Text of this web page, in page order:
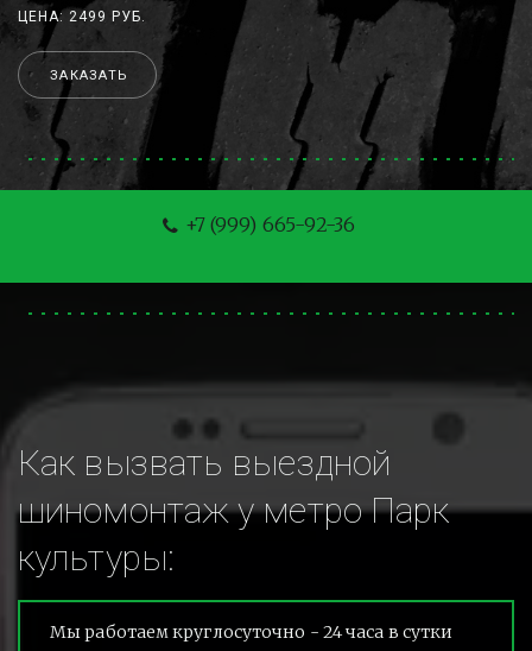
ЦЕНА: 2499 РУБ.
ЗАКАЗАТЬ
+7 (999) 665-92-36
Как вызвать выездной
шиномонтаж у метро Парк
культуры:
Мы работаем круглосуточно - 24 часа в сутки